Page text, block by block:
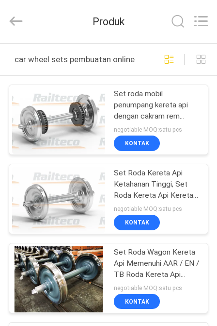
PRODUK
TENTANG
KITA
WISATA
PABRIK
KONTROL
KUALITAS
HUBUNGI
KAMI
BERITA
Equipment
Rights
Produk
car wheel sets pembuatan online
Set roda mobil
penumpang kereta api
dengan cakram rem
Stabilitas yang baik
Desain manusiawi
negotiable MOQ:satu pcs
KONTAK
Set Roda Kereta Api
Ketahanan Tinggi, Set
Roda Kereta Api Kereta
Api tahan aus
negotiable MOQ:satu pcs
KONTAK
Set Roda Wagon Kereta
Api Memenuhi AAR / EN /
TB Roda Kereta Api
Standar dan Axle
Assembly
negotiable MOQ:satu pcs
KONTAK